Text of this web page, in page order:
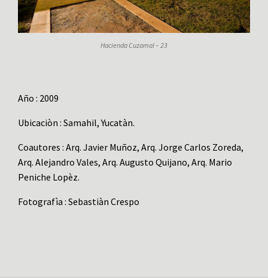
Hacienda Cuzamal – 23
Año : 2009
Ubicaciòn : Samahil, Yucatàn.
Coautores : Arq. Javier Muñoz, Arq. Jorge Carlos Zoreda,
Arq. Alejandro Vales, Arq. Augusto Quijano, Arq. Mario
Peniche Lopèz.
Fotografìa : Sebastiàn Crespo